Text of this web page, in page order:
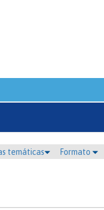
temáticas Formato